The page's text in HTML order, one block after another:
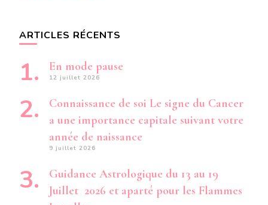
ARTICLES RÉCENTS
En mode pause
12 juillet 2026
Connaissance de soi Le signe du Cancer
a une importance capitale suivant votre
année de naissance
9 juillet 2026
Guidance Astrologique du 13 au 19
Juillet 2026 et aparté pour les Flammes